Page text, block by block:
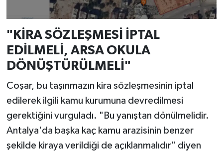
"KİRA SÖZLEŞMESİ İPTAL
EDİLMELİ, ARSA OKULA
DÖNÜŞTÜRÜLMELİ"
Coşar, bu taşınmazın kira sözleşmesinin iptal
edilerek ilgili kamu kurumuna devredilmesi
gerektiğini vurguladı. "Bu yanıştan dönülmelidir.
Antalya'da başka kaç kamu arazisinin benzer
şekilde kiraya verildiği de açıklanmalıdır" diyen